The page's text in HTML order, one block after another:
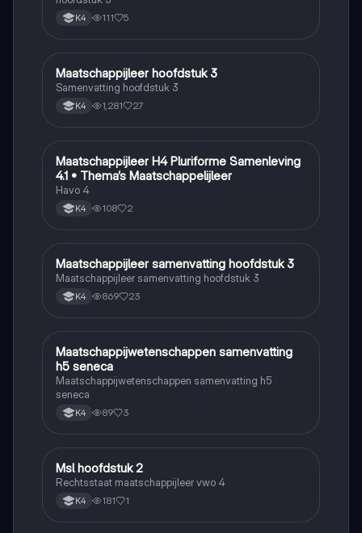
K4 111 5
MMaatschappijleer
Maatschappijleer hoofdstuk 3
Samenvatting hoofdstuk 3
K4 1,281 27
MMaatschappijleer
Maatschappijleer H4 Pluriforme Samenleving
4.1 • Thema’s Maatschappelijleer
Havo 4
K4 108 2
MMaatschappijleer
Maatschappijleer samenvatting hoofdstuk 3
Maatschappijleer samenvatting hoofdstuk 3
K4 869 23
MMaatschappijleer
Maatschappijwetenschappen samenvatting
h5 seneca
Maatschappijwetenschappen samenvatting h5
seneca
K4 89 3
MMaatschappijleer
Msl hoofdstuk 2
Rechtsstaat maatschappijleer vwo 4
K4 181 1